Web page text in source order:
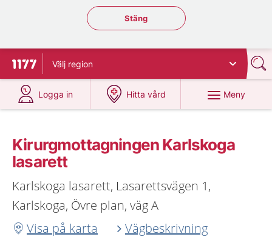
Stäng regionsväljaren
Stäng
Till startsidan för 1177
Välj region
Logga in
på 1177.se
Hitta vård
på 1177.se
Meny
Kirurgmottagningen Karlskoga
lasarett
Karlskoga lasarett, Lasarettsvägen 1,
Karlskoga, Övre plan, väg A
Visa på karta
Vägbeskrivning